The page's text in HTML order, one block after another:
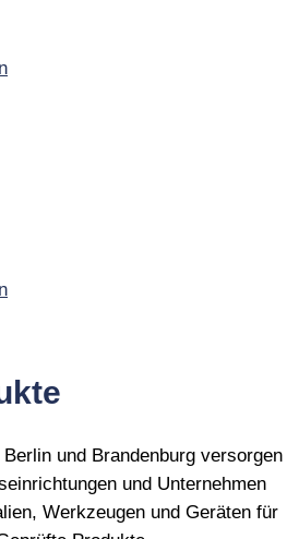
und Brandenburg versorgen
und Unternehmen
Werkzeugen und Geräten für